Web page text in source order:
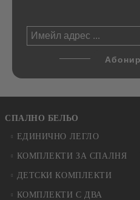
СПАЛНО БЕЛЬО
ЕДИНИЧНО ЛЕГЛО
КОМПЛЕКТИ ЗА СПАЛНЯ
ДЕТСКИ КОМПЛЕКТИ
КОМПЛЕКТИ С ДВА